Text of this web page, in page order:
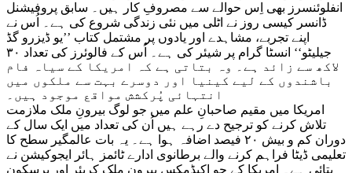
انفلوئنسرز بھی اِس حوالے سے مصروفِ کار ہیں۔ سابق پروفیشنل
ڈانسر کیسی روز نے اٹلی میں نئی زندگی شروع کی ہے۔ اُس نے
اپنے تجربے، مشاہدے اور یادوں پر مشتمل کتاب ’’یو ڈیزرو گڈ
جیلیٹو‘‘ انسٹا گرام پر شیئر کی ہے۔ اُس کے فالوئرز کی تعداد ۳۰
لاکھ سے زائد ہے۔ وہ بتاتی ہے کہ امریکا کے سیاہ فام
باشندوں کے لیے کینیا اور دوسرے بہت سے ملکوں میں
انتہائی پُرکشش مواقع موجود ہیں۔
امریکا میں مقیم صاحبانِ علم میں جو لوگ بیرونِ ملک ملازمت
تلاش کرنے کو ترجیح دے رہے ہیں اُن کی تعداد میں ایک سال کے
دوران کم و بیش ۲۰ فیصد اضافہ ہوا ہے۔ یہ بات عالمگیر سطح کا
تعلیمی ڈیٹا فراہم کرنے والے برطانوی ادارے ٹائمز ہائر ایجوکیشن نے
بتائی ہے۔ امریکا کے جو اکیڈمکس بیرونِ ملک کریئر اور پرسکون